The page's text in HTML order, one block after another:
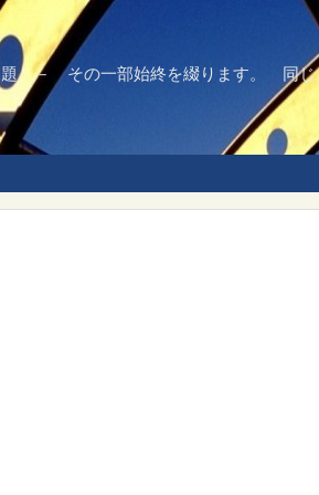
題 － その一部始終を綴ります。 同じ